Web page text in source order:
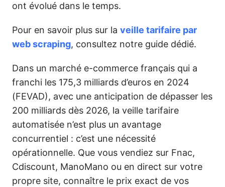
ont évolué dans le temps.
Pour en savoir plus sur la veille tarifaire par
web scraping, consultez notre guide dédié.
Dans un marché e-commerce français qui a
franchi les 175,3 milliards d’euros en 2024
(FEVAD), avec une anticipation de dépasser les
200 milliards dès 2026, la veille tarifaire
automatisée n’est plus un avantage
concurrentiel : c’est une nécessité
opérationnelle. Que vous vendiez sur Fnac,
Cdiscount, ManoMano ou en direct sur votre
propre site, connaître le prix exact de vos